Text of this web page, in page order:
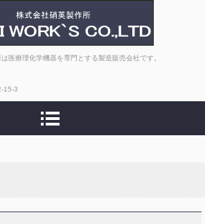
会社硝英製作所
医療理化学機器を専門とする製造販売会社です。
15-3